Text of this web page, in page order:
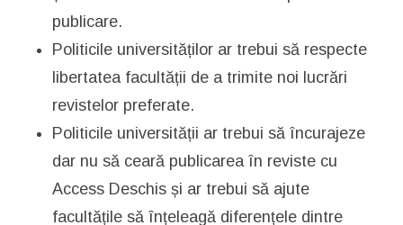
publicare.
Politicile universităților ar trebui să respecte
libertatea facultății de a trimite noi lucrări
revistelor preferate.
Politicile universității ar trebui să încurajeze
dar nu să ceară publicarea în reviste cu
Access Deschis și ar trebui să ajute
facultățile să înțeleagă diferențele dintre